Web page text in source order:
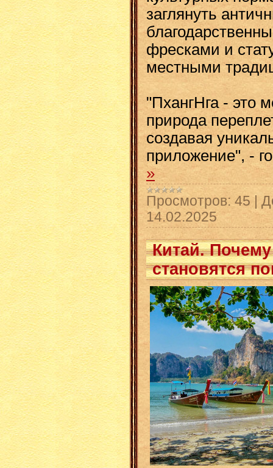
заглянуть
фресками и
местными
"ПхангНга - это
природа
создавая
приложение", -
»
Просмотров: 45
14.02.2025
Китай.
становятся